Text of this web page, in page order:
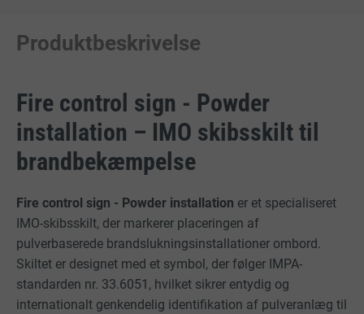
Produktbeskrivelse
Fire control sign - Powder
installation – IMO skibsskilt til
brandbekæmpelse
Fire control sign - Powder installation er et specialiseret
IMO-skibsskilt, der markerer placeringen af
pulverbaserede brandslukningsinstallationer ombord.
Skiltet er designet med et symbol, der følger IMPA-
standarden nr. 33.6051, hvilket sikrer entydig og
internationalt genkendelig identifikation af pulveranlæg til